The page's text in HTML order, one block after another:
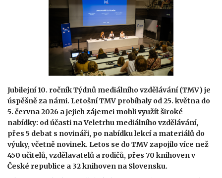
Jubilejní 10. ročník Týdnů mediálního vzdělávání (TMV) je
úspěšně za námi. Letošní TMV probíhaly od 25. května do
5. června 2026 a jejich zájemci mohli využít široké
nabídky: od účasti na Veletrhu mediálního vzdělávání,
přes 5 debat s novináři, po nabídku lekcí a materiálů do
výuky, včetně novinek. Letos se do TMV zapojilovíce než
450 učitelů, vzdělavatelů a rodičů, přes 70 knihoven v
České republice a 32 knihoven na Slovensku.